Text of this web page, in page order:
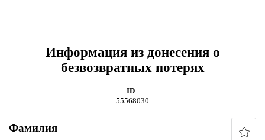
Информация из донесения о
безвозвратных потерях
ID
55568030
Фамилия